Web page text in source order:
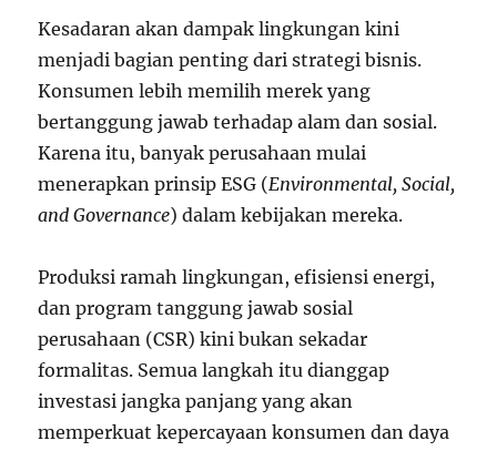
Kesadaran akan dampak lingkungan kini
menjadi bagian penting dari strategi bisnis.
Konsumen lebih memilih merek yang
bertanggung jawab terhadap alam dan sosial.
Karena itu, banyak perusahaan mulai
menerapkan prinsip ESG (Environmental, Social,
and Governance) dalam kebijakan mereka.
Produksi ramah lingkungan, efisiensi energi,
dan program tanggung jawab sosial
perusahaan (CSR) kini bukan sekadar
formalitas. Semua langkah itu dianggap
investasi jangka panjang yang akan
memperkuat kepercayaan konsumen dan daya